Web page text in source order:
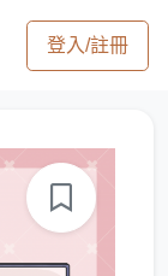
登入/註冊